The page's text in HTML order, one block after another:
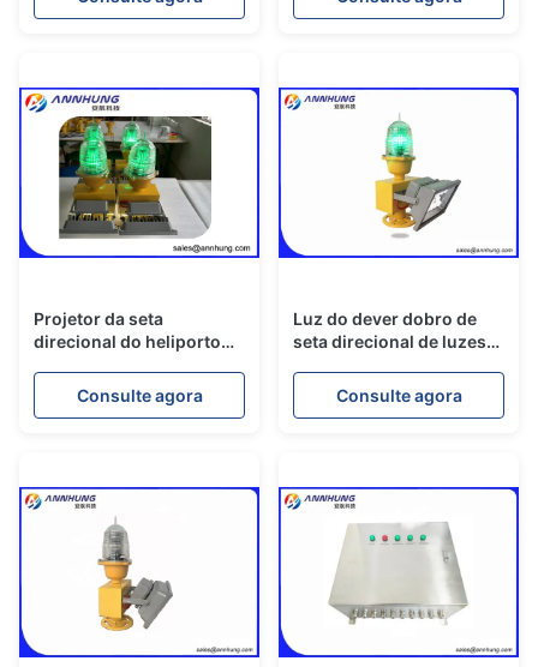
com Burning constante
Projetor da seta
direcional do heliporto
aterrissagem do
heliporto do perímetro
Consulte agora
Luz do dever dobro de
seta direcional de luzes
do helicóptero/pista de
decolagem do aeroporto
Consulte agora